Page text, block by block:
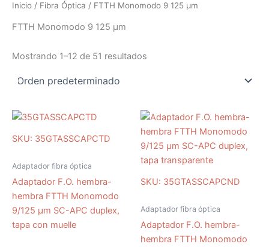
Inicio / Fibra Óptica / FTTH Monomodo 9 125 µm
FTTH Monomodo 9 125 µm
Mostrando 1–12 de 51 resultados
SKU: 35GTASSCAPCTD
Adaptador fibra óptica
Adaptador F.O. hembra-
hembra FTTH Monomodo
9/125 µm SC-APC duplex,
tapa con muelle
SKU: 35GTASSCAPCND
Adaptador fibra óptica
Adaptador F.O. hembra-
hembra FTTH Monomodo